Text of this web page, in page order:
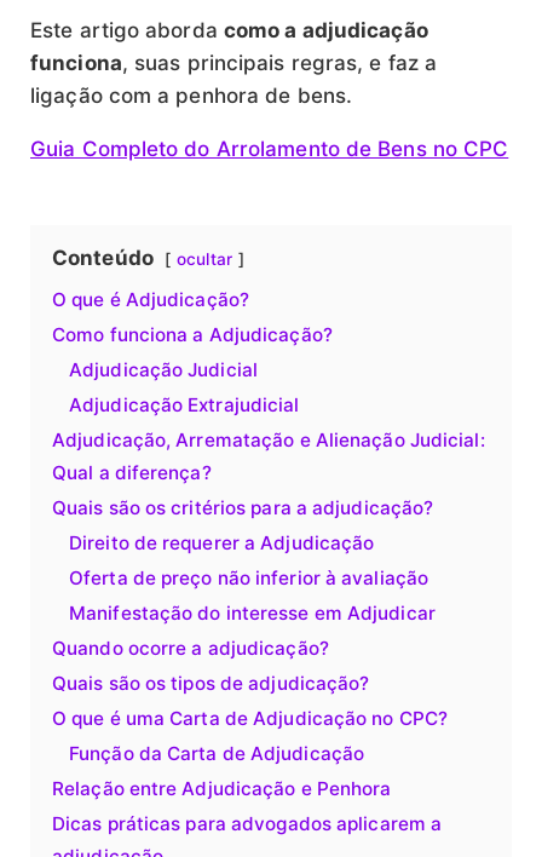
Este artigo aborda como a adjudicação
funciona, suas principais regras, e faz a
ligação com a penhora de bens.
Guia Completo do Arrolamento de Bens no CPC
Conteúdo ocultar
O que é Adjudicação?
Como funciona a Adjudicação?
Adjudicação Judicial
Adjudicação Extrajudicial
Adjudicação, Arrematação e Alienação Judicial:
Qual a diferença?
Quais são os critérios para a adjudicação?
Direito de requerer a Adjudicação
Oferta de preço não inferior à avaliação
Manifestação do interesse em Adjudicar
Quando ocorre a adjudicação?
Quais são os tipos de adjudicação?
O que é uma Carta de Adjudicação no CPC?
Função da Carta de Adjudicação
Relação entre Adjudicação e Penhora
Dicas práticas para advogados aplicarem a